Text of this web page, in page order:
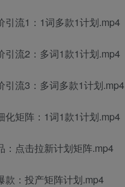
引流1：1词多款1计划.mp4
引流2：多词1款1计划.mp4
引流3：多词多款1计划.mp4
化矩阵：1词1款1计划.mp4
：点击拉新计划矩阵.mp4
款：投产矩阵计划.mp4